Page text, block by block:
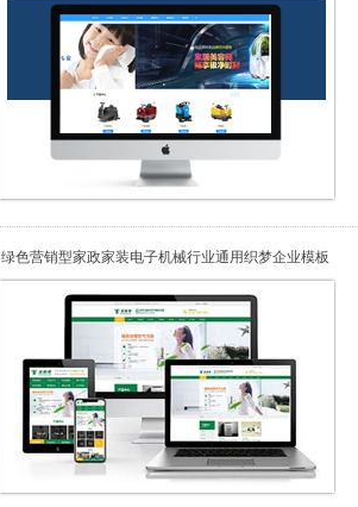
绿色营销型家政家装电子机械行业通用织梦企业模板
+WAP移动端同步-互创湾出品